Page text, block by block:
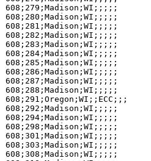
608;279;Madison;WI;;;;;
608;280;Madison;WI;;;;;
608;281;Madison;WI;;;;;
608;282;Madison;WI;;;;;
608;283;Madison;WI;;;;;
608;284;Madison;WI;;;;;
608;285;Madison;WI;;;;;
608;286;Madison;WI;;;;;
608;287;Madison;WI;;;;;
608;288;Madison;WI;;;;;
608;291;Oregon;WI;;ECC;;;
608;292;Madison;WI;;;;;
608;294;Madison;WI;;;;;
608;298;Madison;WI;;;;;
608;301;Madison;WI;;;;;
608;303;Madison;WI;;;;;
608;308;Madison;WI;;;;;